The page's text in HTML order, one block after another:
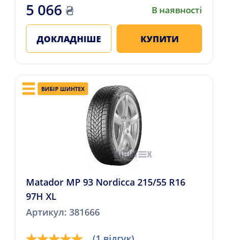
5 066 ₴ В наявності
ДОКЛАДНІШЕ КУПИТИ
ВИБІР ШИНТЕХ
Matador MP 93 Nordicca 215/55 R16
97H XL
Артикул: 381666